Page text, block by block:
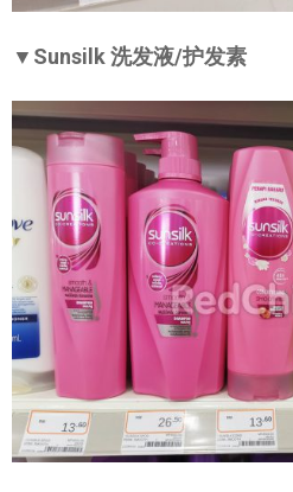
▼Sunsilk 洗发液/护发素